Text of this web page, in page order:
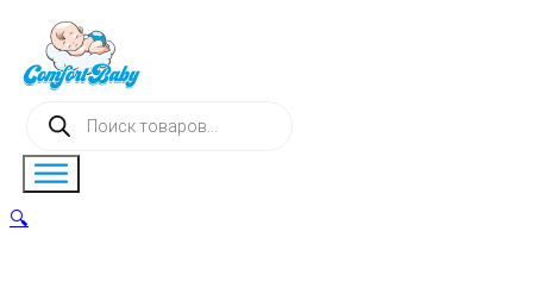
Поиск
товаров
🔍